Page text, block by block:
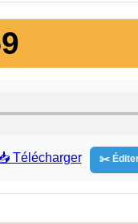
Télécharger ✂️